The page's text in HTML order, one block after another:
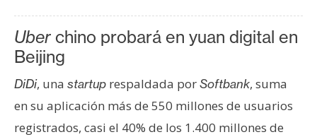
t
a
s
d
e
P
r
Uber chino probará en yuan digital en
Beijing
DiDi, una startup respaldada porSoftbank, suma
en su aplicación más de 550 millones de usuarios
registrados, casi el 40% de los 1.400 millones de